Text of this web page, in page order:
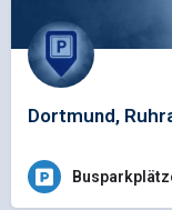
Dortmund,